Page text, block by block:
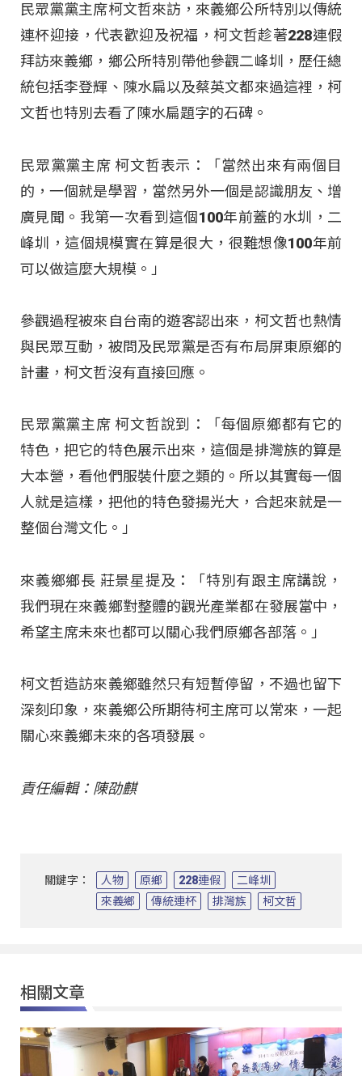
民眾黨黨主席柯文哲來訪，來義鄉公所特別以傳統
連杯迎接，代表歡迎及祝福，柯文哲趁著228連假
拜訪來義鄉，鄉公所特別帶他參觀二峰圳，歷任總
統包括李登輝、陳水扁以及蔡英文都來過這裡，柯
文哲也特別去看了陳水扁題字的石碑。
民眾黨黨主席 柯文哲表示：「當然出來有兩個目
的，一個就是學習，當然另外一個是認識朋友、增
廣見聞。我第一次看到這個100年前蓋的水圳，二
峰圳，這個規模實在算是很大，很難想像100年前
可以做這麼大規模。」
參觀過程被來自台南的遊客認出來，柯文哲也熱情
與民眾互動，被問及民眾黨是否有布局屏東原鄉的
計畫，柯文哲沒有直接回應。
民眾黨黨主席 柯文哲說到：「每個原鄉都有它的
特色，把它的特色展示出來，這個是排灣族的算是
大本營，看他們服裝什麼之類的。所以其實每一個
人就是這樣，把他的特色發揚光大，合起來就是一
整個台灣文化。」
來義鄉鄉長 莊景星提及：「特別有跟主席講說，
我們現在來義鄉對整體的觀光產業都在發展當中，
希望主席未來也都可以關心我們原鄉各部落。」
柯文哲造訪來義鄉雖然只有短暫停留，不過也留下
深刻印象，來義鄉公所期待柯主席可以常來，一起
關心來義鄉未來的各項發展。
責任編輯：陳劭麒
關鍵字： 人物 原鄉 228連假
二峰圳
來義鄉
傳統連杯 排灣族 柯文哲
相關文章